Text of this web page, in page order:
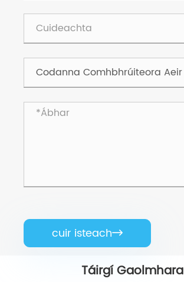
cuir isteach
Táirgí Gaolmhara